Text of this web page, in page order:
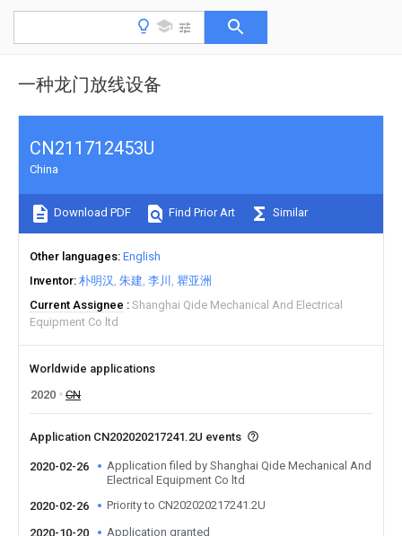
一种龙门放线设备
CN211712453U
China
Download PDF Find Prior Art Similar
Other languages English
Inventor 朴明汉 朱建 李川
瞿亚洲
Current Assignee
Shanghai Qide Mechanical And Electrical
Equipment Co ltd
Worldwide applications
2020
CN
Application CN202020217241.2U events
2020-02-26
Application filed by Shanghai Qide Mechanical And
Electrical Equipment Co ltd
2020-02-26
Priority to CN202020217241.2U
2020-10-20 Application granted